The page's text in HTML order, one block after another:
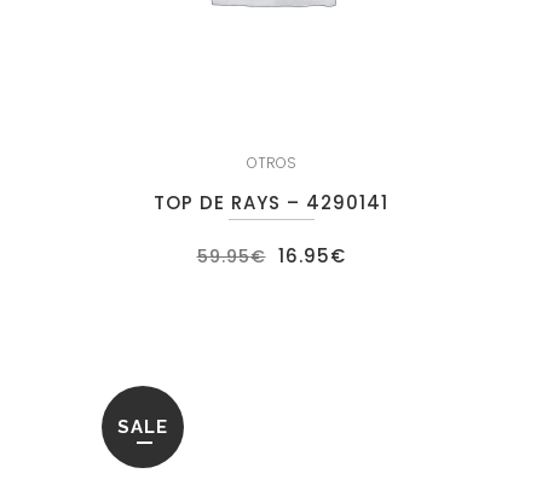
OTROS
TOP DE RAYS – 4290141
59.95€ El
precio
16.95€El
SALE